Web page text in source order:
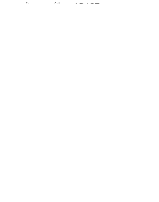
fiere-e-sfilate-AD6GTy